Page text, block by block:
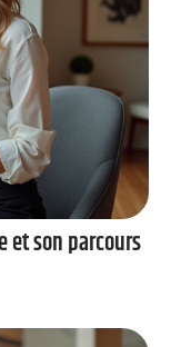
et son parcours